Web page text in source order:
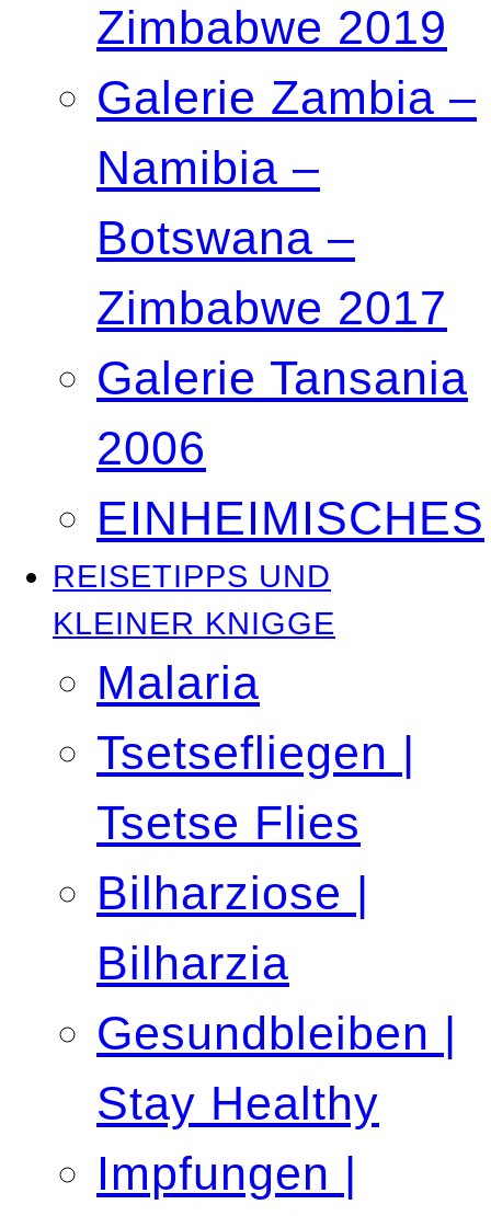
Zimbabwe 2019
Galerie Zambia –
Namibia –
Botswana –
Zimbabwe 2017
Galerie Tansania
2006
EINHEIMISCHES
REISETIPPS UND
KLEINER KNIGGE
Malaria
Tsetsefliegen |
Tsetse Flies
Bilharziose |
Bilharzia
Gesundbleiben |
Stay Healthy
Impfungen |